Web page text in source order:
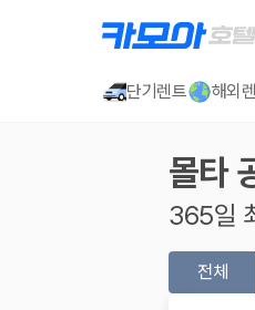
단기렌트 해외
몰타
365일
전체